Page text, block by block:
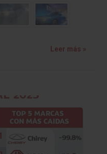
Leer más »